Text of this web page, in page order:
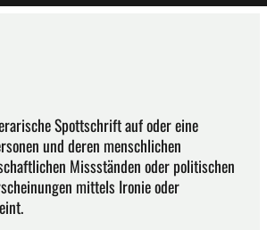
Spottschrift auf oder eine
und deren menschlichen
Missständen oder politischen
mittels Ironie oder